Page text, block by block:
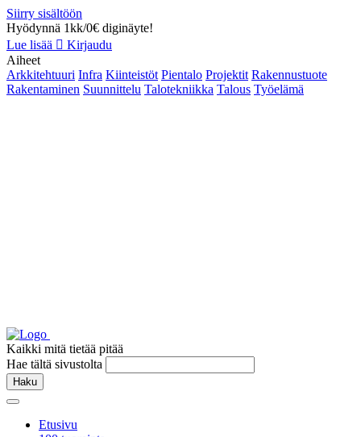
Siirry sisältöön
Hyödynnä 1kk/0€ diginäyte!
Lue lisää
Kirjaudu
Aiheet
Arkkitehtuuri Infra Kiinteistöt Pientalo Projektit Rakennustuote
Rakentaminen Suunnittelu Talotekniikka Talous Työelämä
Kaikki mitä tietää pitää
Hae tältä sivustolta
Haku
Etusivu